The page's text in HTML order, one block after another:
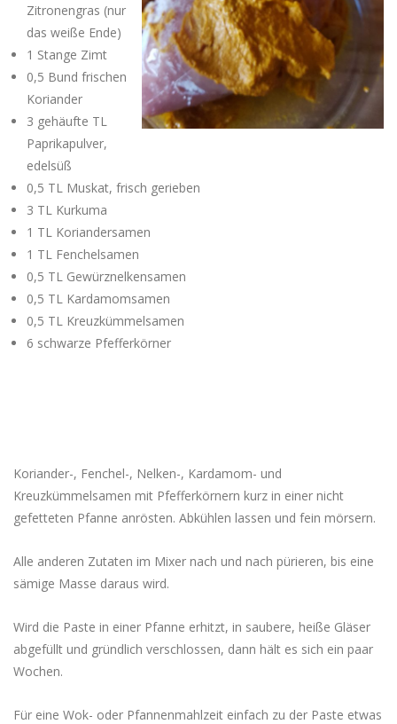
Zitronengras (nur
das weiße Ende)
1 Stange Zimt
0,5 Bund frischen
Koriander
3 gehäufte TL
Paprikapulver,
edelsüß
0,5 TL Muskat, frisch gerieben
3 TL Kurkuma
1 TL Koriandersamen
1 TL Fenchelsamen
0,5 TL Gewürznelkensamen
0,5 TL Kardamomsamen
0,5 TL Kreuzkümmelsamen
6 schwarze Pfefferkörner
Koriander-, Fenchel-, Nelken-, Kardamom- und
Kreuzkümmelsamen mit Pfefferkörnern kurz in einer nicht
gefetteten Pfanne anrösten. Abkühlen lassen und fein mörsern.
Alle anderen Zutaten im Mixer nach und nach pürieren, bis eine
sämige Masse daraus wird.
Wird die Paste in einer Pfanne erhitzt, in saubere, heiße Gläser
abgefüllt und gründlich verschlossen, dann hält es sich ein paar
Wochen.
Für eine Wok- oder Pfannenmahlzeit einfach zu der Paste etwas